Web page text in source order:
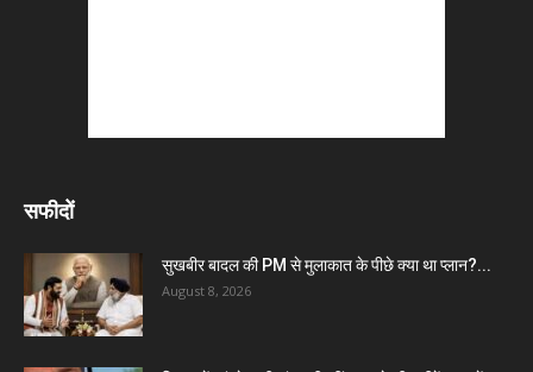
सफीदों
सुखबीर बादल की PM से मुलाकात के पीछे क्या था प्लान?...
August 8, 2026